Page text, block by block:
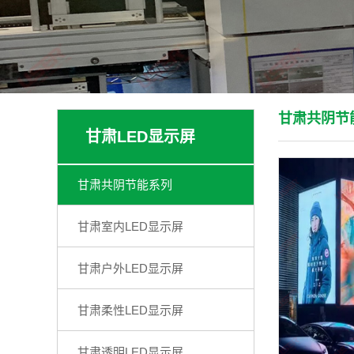
甘肃LED显示屏
甘肃共阴节能系列
甘肃室内LED显示屏
甘肃户外LED显示屏
甘肃柔性LED显示屏
甘肃共阴节